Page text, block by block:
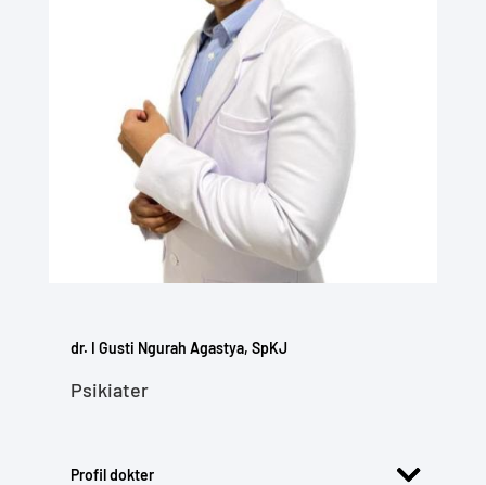
dr. I Gusti Ngurah Agastya, SpKJ
Psikiater
Profil dokter